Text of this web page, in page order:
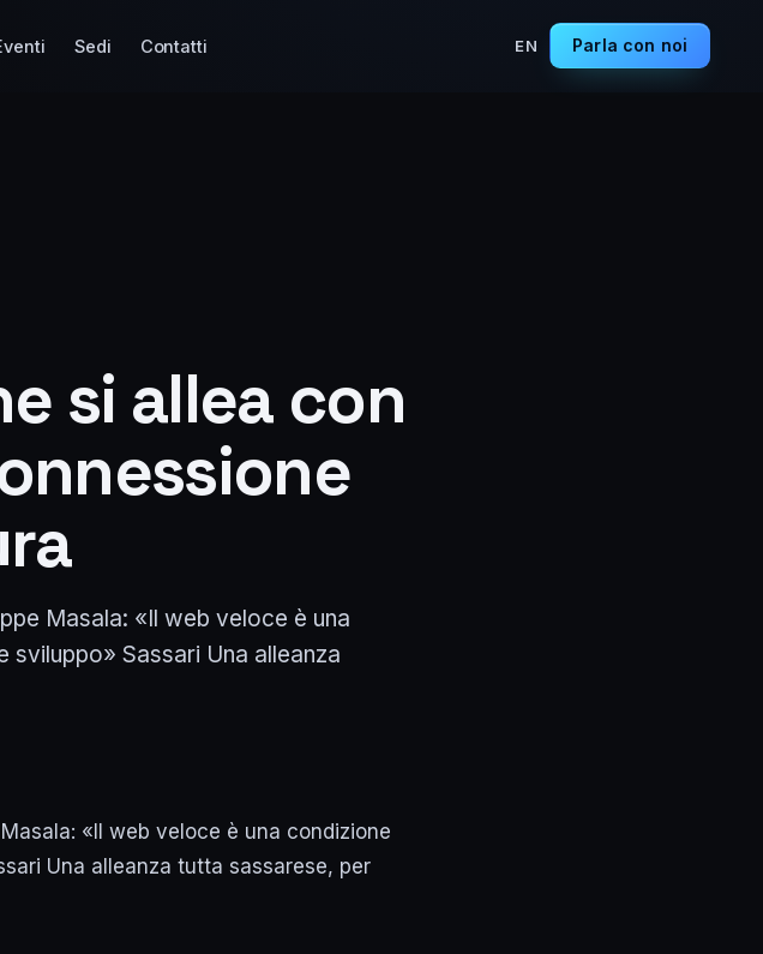
Sedi Contatti EN Parla con noi
si allea con
Masala: «Il web veloce è una
sviluppo» Sassari Una alleanza
«Il web veloce è una condizione
Una alleanza tutta sassarese, per